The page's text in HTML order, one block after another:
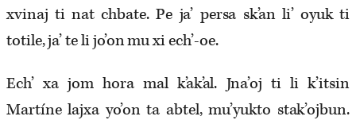
xvinaj ti nat chbate. Pe ja’ persa sk’an li’ oyuk ti
totile, ja’ te li jo’on mu xi ech’-oe.
Ech’ xa jom hora mal k’ak’al. Jna’oj ti li k’itsin
Martíne lajxa yo’on ta abtel, mu’yukto stak’ojbun.